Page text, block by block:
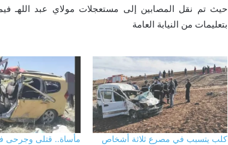
حيث تم نقل المصابين إلى مستعجلات مولاي عبد اللهـ
بتعليمات من النيابة العامة
كلب يتسبب في مصرع ثلاثة أشخاص
مأساة.. قتلى وجرحى